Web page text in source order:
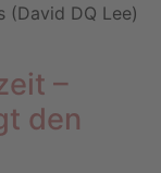
(David DQ Lee)
–
den